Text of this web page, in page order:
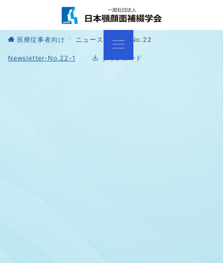
医療従事者向け ニュースレター No.22
Newsletter-No.22-1 ダウンロード